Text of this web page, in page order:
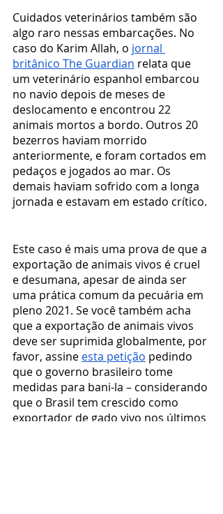
Cuidados veterinários também são
algo raro nessas embarcações. No
caso do Karim Allah, o jornal
britânico The Guardian relata que
um veterinário espanhol embarcou
no navio depois de meses de
deslocamento e encontrou 22
animais mortos a bordo. Outros 20
bezerros haviam morrido
anteriormente, e foram cortados em
pedaços e jogados ao mar. Os
demais haviam sofrido com a longa
jornada e estavam em estado crítico.
Este caso é mais uma prova de que a
exportação de animais vivos é cruel
e desumana, apesar de ainda ser
uma prática comum da pecuária em
pleno 2021. Se você também acha
que a exportação de animais vivos
deve ser suprimida globalmente, por
favor, assine esta petição pedindo
que o governo brasileiro tome
medidas para bani-la – considerando
que o Brasil tem crescido como
exportador de gado vivo nos últimos